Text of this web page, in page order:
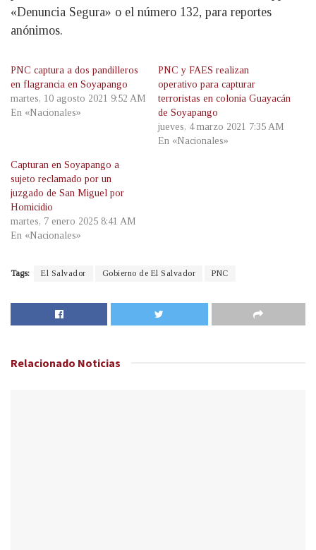
«Denuncia Segura» o el número 132, para reportes
anónimos.
PNC captura a dos pandilleros
en flagrancia en Soyapango
martes, 10 agosto 2021 9:52 AM
En «Nacionales»
PNC y FAES realizan
operativo para capturar
terroristas en colonia Guayacán
de Soyapango
jueves, 4 marzo 2021 7:35 AM
En «Nacionales»
Capturan en Soyapango a
sujeto reclamado por un
juzgado de San Miguel por
Homicidio
martes, 7 enero 2025 8:41 AM
En «Nacionales»
Tags: El Salvador Gobierno de El Salvador PNC
Relacionado Noticias